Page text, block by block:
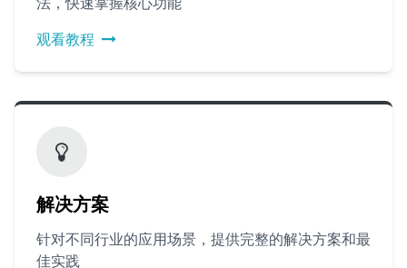
观看教程
解决方案
针对不同行业的应用场景，提供完整的解决方案和最
佳实践